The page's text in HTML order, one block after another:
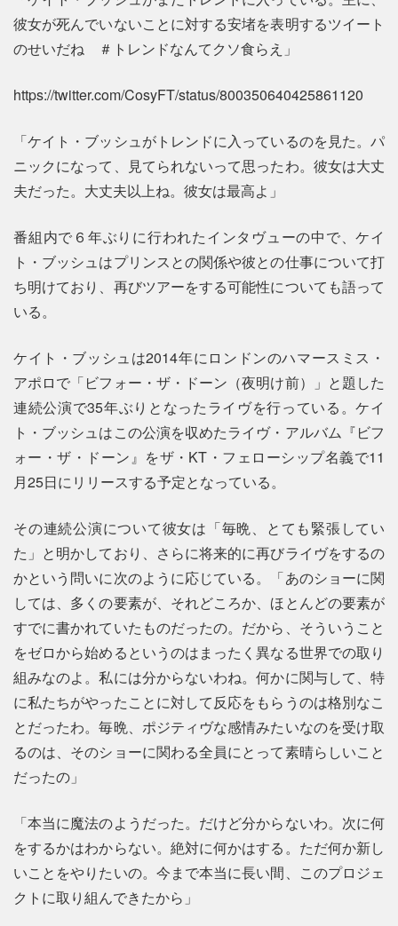
彼女が死んでいないことに対する安堵を表明するツイート
のせいだね ＃トレンドなんてクソ食らえ」
https://twitter.com/CosyFT/status/800350640425861120
「ケイト・ブッシュがトレンドに入っているのを見た。パ
ニックになって、見てられないって思ったわ。彼女は大丈
夫だった。大丈夫以上ね。彼女は最高よ」
番組内で６年ぶりに行われたインタヴューの中で、ケイ
ト・ブッシュはプリンスとの関係や彼との仕事について打
ち明けており、再びツアーをする可能性についても語って
いる。
ケイト・ブッシュは2014年にロンドンのハマースミス・
アポロで「ビフォー・ザ・ドーン（夜明け前）」と題した
連続公演で35年ぶりとなったライヴを行っている。ケイ
ト・ブッシュはこの公演を収めたライヴ・アルバム『ビフ
ォー・ザ・ドーン』をザ・KT・フェローシップ名義で11
月25日にリリースする予定となっている。
その連続公演について彼女は「毎晩、とても緊張してい
た」と明かしており、さらに将来的に再びライヴをするの
かという問いに次のように応じている。「あのショーに関
しては、多くの要素が、それどころか、ほとんどの要素が
すでに書かれていたものだったの。だから、そういうこと
をゼロから始めるというのはまったく異なる世界での取り
組みなのよ。私には分からないわね。何かに関与して、特
に私たちがやったことに対して反応をもらうのは格別なこ
とだったわ。毎晩、ポジティヴな感情みたいなのを受け取
るのは、そのショーに関わる全員にとって素晴らしいこと
だったの」
「本当に魔法のようだった。だけど分からないわ。次に何
をするかはわからない。絶対に何かはする。ただ何か新し
いことをやりたいの。今まで本当に長い間、このプロジェ
クトに取り組んできたから」